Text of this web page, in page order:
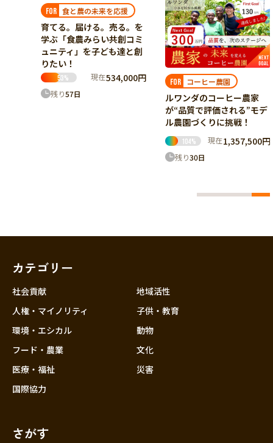
FOR コーヒー農園
ルワンダのコーヒー農家
FOR ホンジュラ料理店維持
東京都吉祥寺！日本で唯一
のホンジュラス料理＆バー
Catrachoを存続させたい
45% 現在 919,500円
残り54日
カテゴリー
社会貢献
人権・マイノリティ
環境・エシカル
フード・農業
医療・福祉
国際協力
地域活性
子供・教育
動物
文化
災害
さがす